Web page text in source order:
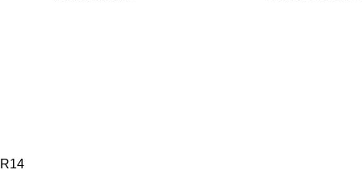
R14